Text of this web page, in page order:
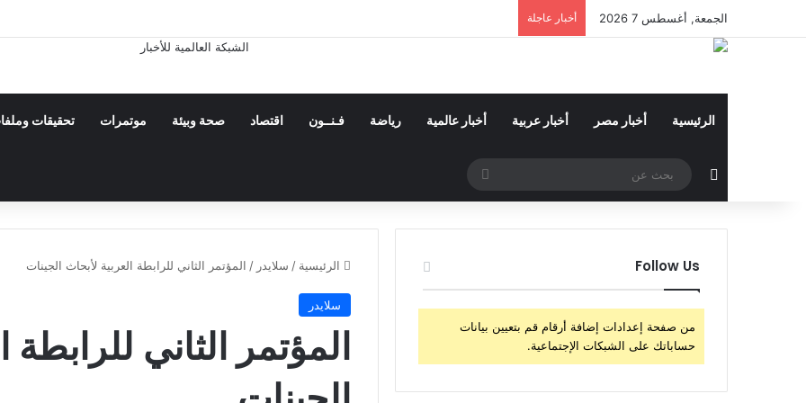
الجمعة, أغسطس 7 2026 أخبار عاجلة
الرئيسية أخبار مصر أخبار عربية أخبار عالمية رياضة فـنــون اقتصاد صحة وبيئة موتمرات تحقيقات
مقال عشوائي
عن
الرئيسية / سلايدر / المؤتمر الثاني للرابطة العربية لأبحاث الجينات
سلايدر
المؤتمر الثاني للرابطة
Follow Us
من صفحة إعدادات إضافة أرقام قم بتعيين بيانات
حساباتك على الشبكات الإجتماعية.